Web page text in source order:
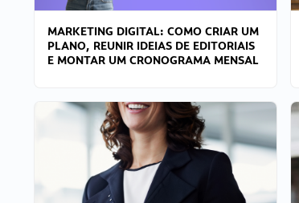
MARKETING DIGITAL: COMO CRIAR UM
PLANO, REUNIR IDEIAS DE EDITORIAIS
E MONTAR UM CRONOGRAMA MENSAL